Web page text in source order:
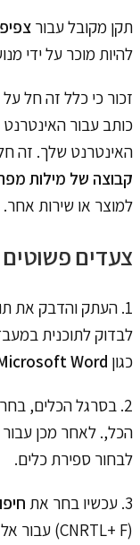
תקן מקובל עבור
להיות מוכר על ידי
זכור כי כלל זה חל
כותב עבור
האינטרנט שלך. זה
קבוצה של מילות
למוצר או שירות אחר.
צעדים
1. העתק והדבק את
לבדוק לתוכנית
כגון Word
2. בסרגל הכלים,
הכל,. לאחר מכן
לבחור ספירת כלים.
3. עכשיו בחר את
(CNRTL+ F) עבור אל הכרטיסייה החלף